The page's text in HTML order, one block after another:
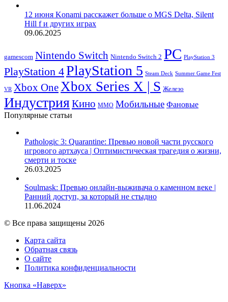
12 июня Konami расскажет больше о MGS Delta, Silent
Hill f и других играх
09.06.2025
gamescom Nintendo Switch Nintendo Switch 2 PC PlayStation 3
PlayStation 4PlayStation 5 Steam Deck Summer Game Fest
VR Xbox OneXbox Series X | S Железо
ИндустрияКино ММО Мобильные Фановые
Популярные статьи
Pathologic 3: Quarantine: Превью новой части русского
игрового артхауса | Оптимистическая трагедия о жизни,
смерти и тоске
26.03.2025
Soulmask: Превью онлайн-выживача о каменном веке |
Ранний доступ, за который не стыдно
11.06.2024
© Все права защищены 2026
Карта сайта
Обратная связь
О сайте
Политика конфиденциальности
Кнопка «Наверх»